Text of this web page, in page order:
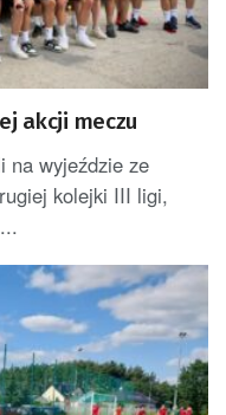
akcji meczu
na wyjeździe ze
kolejki III ligi,